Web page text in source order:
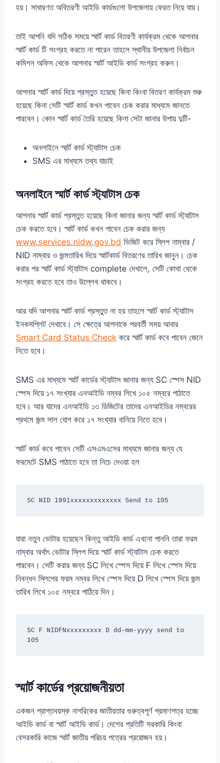
হয়। সাধারণত অবিতরণী আইডি কার্ডগুলো উপজেলায় ফেরত নিয়ে যায়।
তাই আপনি যদি সঠিক সময়ে স্মার্ট কার্ড বিতরণী কার্যক্রম থেকে আপনার
স্মার্ট কার্ড টি সংগ্রহ করতে না পারেন তাহলে স্থানীয় উপজেলা নির্বাচন
কমিশন অফিস থেকে আপনার স্মার্ট আইডি কার্ড সংগ্রহ করুন।
আপনার স্মার্ট কার্ড দিয়ে প্রস্তুত হয়েছে কিনা কিংবা বিতরণ কার্যক্রম শুরু
হয়েছে কিনা সেটি স্মার্ট কার্ড কখন পাবেন চেক করার মাধ্যমে জানতে
পারবেন। কোন স্মার্ট কার্ড তৈরি হয়েছে কিনা সেটা জানার উপায় দুটি-
অনলাইনে স্মার্ট কার্ড স্ট্যাটাস চেক
SMS এর মাধ্যমে তথ্য যাচাই
অনলাইনে স্মার্ট কার্ড স্ট্যাটাস চেক
আপনার স্মার্ট কার্ড প্রস্তুত হয়েছে কিনা জানার জন্য স্মার্ট কার্ড স্ট্যাটাস
চেক করতে হবে। স্মার্ট কার্ড কখন পাবেন চেক করার জন্য
www.services.nidw.gov.bd ভিজিট করে স্লিপ নাম্বার /
NID নাম্বার ও জন্মতারিখ দিয়ে স্মার্টকার্ড বিতরণের তারিখ জানুন। চেক
করার পর স্মার্ট কার্ড স্ট্যাটাস complete দেখালে, সেটি কোথা থেকে
সংগ্রহ করতে হবে তাও উল্লেখ থাকবে।
আর যদি আপনার স্মার্ট কার্ড প্রস্তুত না হয় তাহলে স্মার্ট কার্ড স্ট্যাটাস
ইনকমপ্লিট দেখাবে। সে ক্ষেত্রে আপনাকে পরবর্তী সময় আবার
Smart Card Status Check করে স্মার্ট কার্ড কবে পাবেন জেনে
নিতে হবে।
SMS এর মাধ্যমে স্মার্ট কার্ডের স্ট্যাটাস জানার জন্য SC স্পেস NID
স্পেস দিয়ে ১৭ সংখ্যার এনআইডি নম্বর লিখে ১০৫ নম্বরে পাঠাতে
হবে। আর যাদের এনআইডি ১৩ ডিজিটের তাদের এনআইডির নম্বরের
প্রথমে জন্ম সাল যোগ করে ১৭ সংখ্যার বানিয়ে নিতে হবে।
স্মার্ট কার্ড কবে পাবেন সেটি এসএমএসের মাধ্যমে জানার জন্য যে
ফরমেটে SMS পাঠাতে হবে তা নিচে দেওয়া হল
SC NID 1991xxxxxxxxxxxxx Send to 105
যারা নতুন ভোটার হয়েছেন কিন্তু আইডি কার্ড এখনো পাননি তারা ফরম
নাম্বার অর্থাৎ ভোটার স্লিপ দিয়ে স্মার্ট কার্ড স্ট্যাটাস চেক করতে
পারবেন। সেটি করার জন্য SC লিখে স্পেস দিয়ে F লিখে স্পেস দিয়ে
নিবন্ধন স্লিপের ফরম নম্বর লিখে স্পেস দিয়ে D লিখে স্পেস দিয়ে জন্ম
তারিখ লিখে ১০৫ নম্বরে পাঠিয়ে দিন।
SC F NIDFNxxxxxxxxx D dd-mm-yyyy send to
105
স্মার্ট কার্ডের প্রয়োজনীয়তা
একজন প্রাপ্তবয়স্ক নাগরিকের জাতীয়তার গুরুত্বপূর্ণ প্রমাণপত্র হচ্ছে
আইডি কার্ড বা স্মার্ট আইডি কার্ড। দেশের প্রতিটি সরকারি কিংবা
বেসরকারি কাজে স্মার্ট জাতীয় পরিচয় পত্রের প্রয়োজন হয়।